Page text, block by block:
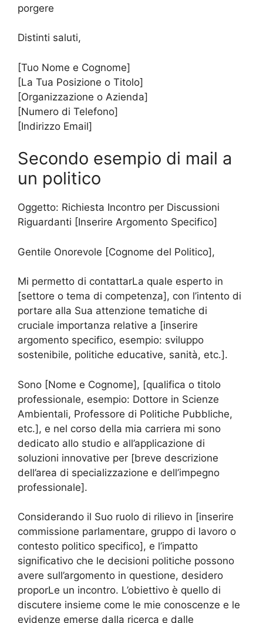
porgere
Distinti saluti,
[Tuo Nome e Cognome]
[La Tua Posizione o Titolo]
[Organizzazione o Azienda]
[Numero di Telefono]
[Indirizzo Email]
Secondo esempio di mail a
un politico
Oggetto: Richiesta Incontro per Discussioni
Riguardanti [Inserire Argomento Specifico]
Gentile Onorevole [Cognome del Politico],
Mi permetto di contattarLa quale esperto in
[settore o tema di competenza], con l’intento di
portare alla Sua attenzione tematiche di
cruciale importanza relative a [inserire
argomento specifico, esempio: sviluppo
sostenibile, politiche educative, sanità, etc.].
Sono [Nome e Cognome], [qualifica o titolo
professionale, esempio: Dottore in Scienze
Ambientali, Professore di Politiche Pubbliche,
etc.], e nel corso della mia carriera mi sono
dedicato allo studio e all’applicazione di
soluzioni innovative per [breve descrizione
dell’area di specializzazione e dell’impegno
professionale].
Considerando il Suo ruolo di rilievo in [inserire
commissione parlamentare, gruppo di lavoro o
contesto politico specifico], e l’impatto
significativo che le decisioni politiche possono
avere sull’argomento in questione, desidero
proporLe un incontro. L’obiettivo è quello di
discutere insieme come le mie conoscenze e le
evidenze emerse dalla ricerca e dalle